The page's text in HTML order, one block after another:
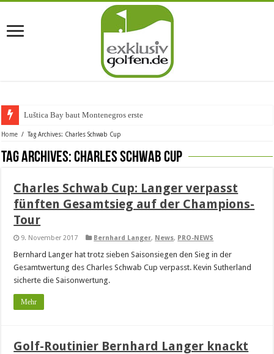
Luštica Bay baut Montenegros erste Golf
Home / Tag Archives: Charles Schwab Cup
Tag Archives:Charles Schwab Cup
Charles Schwab Cup: Langer verpasst
fünften Gesamtsieg auf der Champions-
Tour
9. November 2017 Bernhard Langer, News, PRO-NEWS
Bernhard Langer hat trotz sieben Saisonsiegen den Sieg in der
Gesamtwertung des Charles Schwab Cup verpasst. Kevin Sutherland
sicherte die Saisonwertung.
Mehr
Golf-Routinier Bernhard Langer knackt